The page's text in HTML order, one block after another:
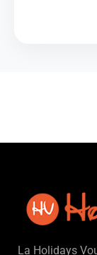
La Holidays